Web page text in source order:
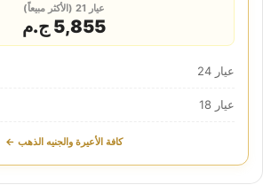
عيار 21 (الأكثر مبيعاً)
5,855 ج.م
عيار 24
عيار 18
كافة الأعيرة والجنيه الذهب ←